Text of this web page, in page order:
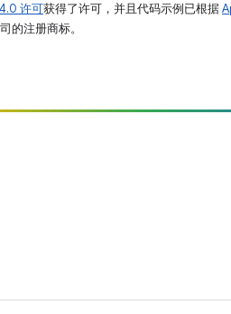
许可获得了许可，并且代码示例已根据
的注册商标。